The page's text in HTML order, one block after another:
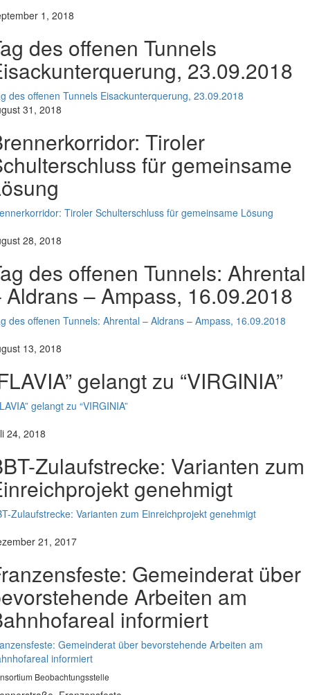
1, 2018
des offenen Tunnels
23.09.2018
des offenen Tunnels Eisackunterquerung, 23.09.2018
31, 2018
Tiroler
für gemeinsame
Tiroler Schulterschluss für gemeinsame Lösung
28, 2018
des offenen Tunnels: Ahrental
Aldrans – Ampass, 16.09.2018
des offenen Tunnels: Ahrental – Aldrans – Ampass, 16.09.2018
13, 2018
gelangt zu “VIRGINIA”
gelangt zu “VIRGINIA”
24, 2018
Zulaufstrecke: Varianten zum
genehmigt
Zulaufstrecke: Varianten zum Einreichprojekt genehmigt
21, 2017
Gemeinderat über
Arbeiten am
informiert
Gemeinderat über bevorstehende Arbeiten am
informiert
Beobachtungsstelle